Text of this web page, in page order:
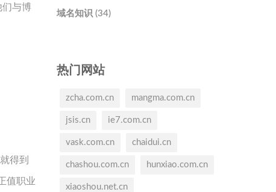
与博
得到
值职业
域名知识 (34)
热门网站
zcha.com.cn mangma.com.cn
jsis.cn ie7.com.cn
vask.com.cn chaidui.cn
chashou.com.cn hunxiao.com.cn
xiaoshou.net.cn